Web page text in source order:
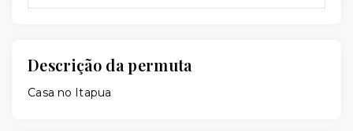
Descrição da permuta
Casa no Itapua